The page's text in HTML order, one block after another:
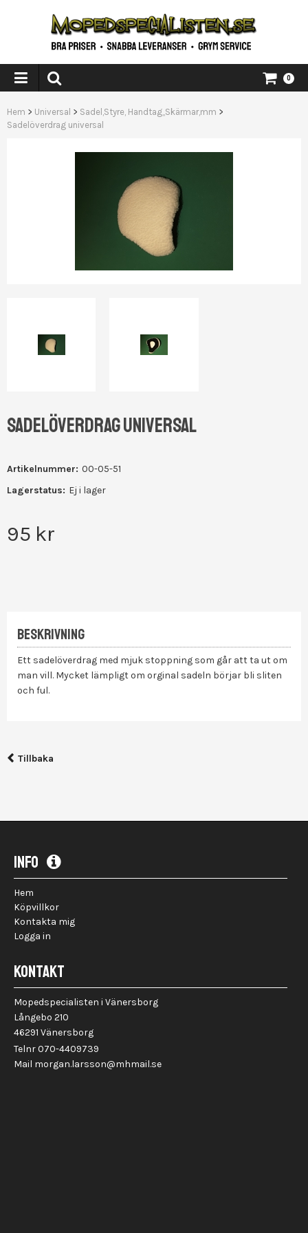
0
Hem > Universal > Sadel,Styre, Handtag,,Skärmar,mm >
Sadelöverdrag universal
SADELÖVERDRAG UNIVERSAL
Artikelnummer: 00-05-51
Lagerstatus: Ej i lager
95 kr
BESKRIVNING
Ett sadelöverdrag med mjuk stoppning som går att ta ut om
man vill. Mycket lämpligt om orginal sadeln börjar bli sliten
och ful.
Tillbaka
INFO
Hem
Köpvillkor
Kontakta mig
Logga in
KONTAKT
Mopedspecialisten i Vänersborg
Långebo 210
46291 Vänersborg
Telnr 070-4409739
Mail morgan.larsson@mhmail.se